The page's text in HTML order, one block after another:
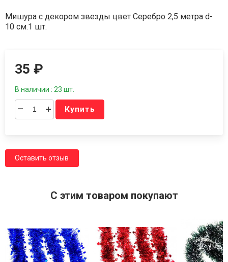
Мишура с декором звезды цвет Серебро 2,5 метра d-
10 см.1 шт.
35₽
В наличии : 23 шт.
– + Купить
Оставить отзыв
C этим товаром покупают